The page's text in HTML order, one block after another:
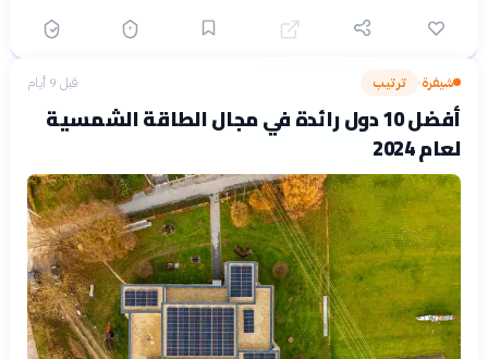
شيفرة› ترتيب قبل 9 أيام
أفضل 10 دول رائدة في مجال الطاقة الشمسية
لعام 2024